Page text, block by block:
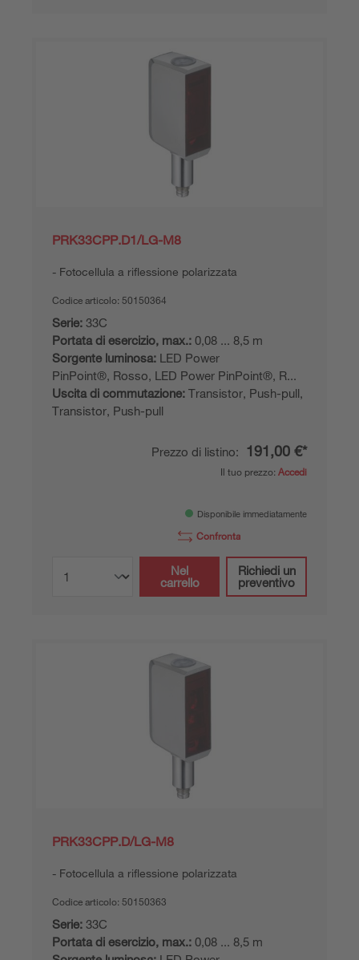
PRK33CPP.D1/LG-M8
Fotocellula a riflessione polarizzata
Codice articolo: 50150364
Serie: 33C
Portata di esercizio, max.: 0,08 ... 8,5 m
Sorgente luminosa: LED Power
PinPoint®, Rosso, LED Power PinPoint®, R...
Uscita di commutazione: Transistor, Push-pull,
Transistor, Push-pull
Prezzo di listino: 191,00 €*
Il tuo prezzo: Accedi
Disponibile immediatamente
Confronta
Nel
carrello
Richiedi un
preventivo
PRK33CPP.D/LG-M8
Fotocellula a riflessione polarizzata
Codice articolo: 50150363
Serie: 33C
Portata di esercizio, max.: 0,08 ... 8,5 m